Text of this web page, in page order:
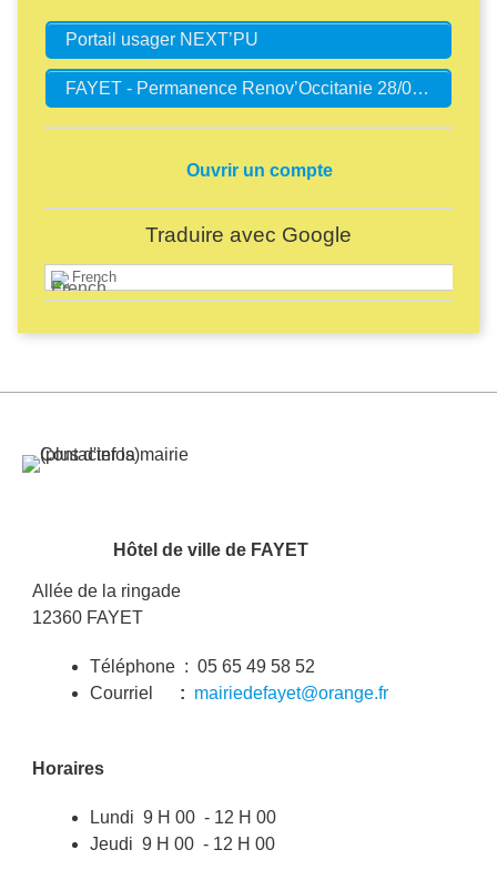
Portail usager NEXT’PU
FAYET - Permanence Renov’Occitanie 28/05/2024
Ouvrir un compte
Traduire avec Google
French
Image
Hôtel de ville de FAYET
Allée de la ringade
12360 FAYET
Téléphone : 05 65 49 58 52
Courriel
: mairiedefayet@orange.fr
Horaires
Lundi 9 H 00 - 12 H 00
Jeudi 9 H 00 - 12 H 00